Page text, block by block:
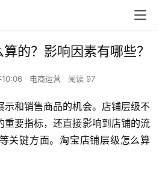
的？影响因素有哪些？
10:06 电商运营 阅读 97
示和销售商品的机会。店铺层级不
重要指标，还直接影响到店铺的流
关键方面。淘宝店铺层级怎么算